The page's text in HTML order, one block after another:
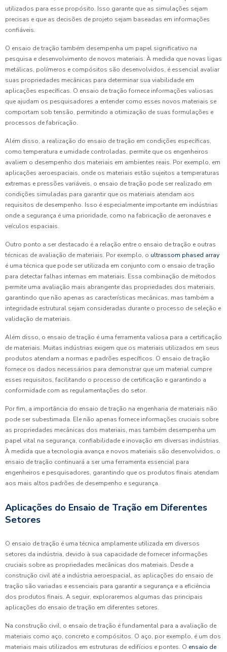
utilizados para esse propósito. Isso garante que as simulações sejam
precisas e que as decisões de projeto sejam baseadas em informações
confiáveis.
O ensaio de tração também desempenha um papel significativo na
pesquisa e desenvolvimento de novos materiais. À medida que novas ligas
metálicas, polímeros e compósitos são desenvolvidos, é essencial avaliar
suas propriedades mecânicas para determinar sua viabilidade em
aplicações específicas. O ensaio de tração fornece informações valiosas
que ajudam os pesquisadores a entender como esses novos materiais se
comportam sob tensão, permitindo a otimização de suas formulações e
processos de fabricação.
Além disso, a realização do ensaio de tração em condições específicas,
como temperatura e umidade controladas, permite que os engenheiros
avaliem o desempenho dos materiais em ambientes reais. Por exemplo, em
aplicações aeroespaciais, onde os materiais estão sujeitos a temperaturas
extremas e pressões variáveis, o ensaio de tração pode ser realizado em
condições simuladas para garantir que os materiais atendam aos
requisitos de desempenho. Isso é especialmente importante em indústrias
onde a segurança é uma prioridade, como na fabricação de aeronaves e
veículos espaciais.
Outro ponto a ser destacado é a relação entre o ensaio de tração e outras
técnicas de avaliação de materiais. Por exemplo, o ultrassom phased array
é uma técnica que pode ser utilizada em conjunto com o ensaio de tração
para detectar falhas internas em materiais. Essa combinação de métodos
permite uma avaliação mais abrangente das propriedades dos materiais,
garantindo que não apenas as características mecânicas, mas também a
integridade estrutural sejam consideradas durante o processo de seleção e
validação de materiais.
Além disso, o ensaio de tração é uma ferramenta valiosa para a certificação
de materiais. Muitas indústrias exigem que os materiais utilizados em seus
produtos atendam a normas e padrões específicos. O ensaio de tração
fornece os dados necessários para demonstrar que um material cumpre
esses requisitos, facilitando o processo de certificação e garantindo a
conformidade com as regulamentações do setor.
Por fim, a importância do ensaio de tração na engenharia de materiais não
pode ser subestimada. Ele não apenas fornece informações cruciais sobre
as propriedades mecânicas dos materiais, mas também desempenha um
papel vital na segurança, confiabilidade e inovação em diversas indústrias.
À medida que a tecnologia avança e novos materiais são desenvolvidos, o
ensaio de tração continuará a ser uma ferramenta essencial para
engenheiros e pesquisadores, garantindo que os produtos finais atendam
aos mais altos padrões de desempenho e segurança.
Aplicações do Ensaio de Tração em Diferentes
Setores
O ensaio de tração é uma técnica amplamente utilizada em diversos
setores da indústria, devido à sua capacidade de fornecer informações
cruciais sobre as propriedades mecânicas dos materiais. Desde a
construção civil até a indústria aeroespacial, as aplicações do ensaio de
tração são variadas e essenciais para garantir a segurança e a eficiência
dos produtos finais. A seguir, exploraremos algumas das principais
aplicações do ensaio de tração em diferentes setores.
Na construção civil, o ensaio de tração é fundamental para a avaliação de
materiais como aço, concreto e compósitos. O aço, por exemplo, é um dos
materiais mais utilizados em estruturas de edifícios e pontes. O ensaio de